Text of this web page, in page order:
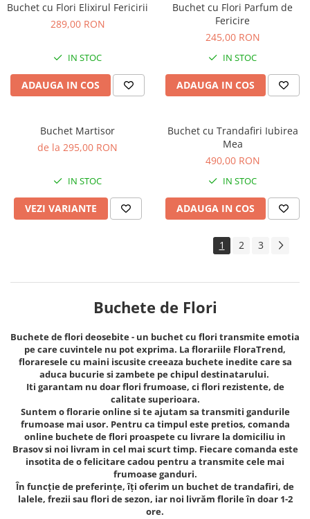
Buchet cu Flori Elixirul Fericirii
289,00 RON
IN STOC
ADAUGA IN COS
Buchet cu Flori Parfum de
Fericire
245,00 RON
IN STOC
ADAUGA IN COS
Buchet Martisor
de la 295,00 RON
IN STOC
VEZI VARIANTE
Buchet cu Trandafiri Iubirea
Mea
490,00 RON
IN STOC
ADAUGA IN COS
1 2 3
Buchete de Flori
Buchete de flori deosebite - un buchet cu flori transmite emotia
pe care cuvintele nu pot exprima. La florariile FloraTrend,
floraresele cu maini iscusite creeaza buchete inedite care sa
aduca bucurie si zambete pe chipul destinatarului.
Iti garantam nu doar flori frumoase, ci flori rezistente, de
calitate superioara.
Suntem o florarie online si te ajutam sa transmiti gandurile
frumoase mai usor. Pentru ca timpul este pretios, comanda
online buchete de flori proaspete cu livrare la domiciliu in
Brasov si noi livram in cel mai scurt timp. Fiecare comanda este
insotita de o felicitare cadou pentru a transmite cele mai
frumoase ganduri.
În funcție de preferințe, îți oferim un buchet de trandafiri, de
lalele, frezii sau flori de sezon, iar noi livrăm florile în doar 1-2
ore.